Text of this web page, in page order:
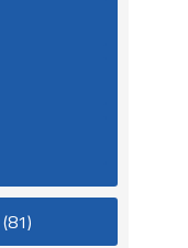
(81)